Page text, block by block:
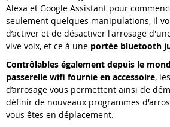
Alexa et Google Assistant pour
seulement quelques manipulations, il
d’activer et de désactiver l'arrosage
vive voix, et ce à une portée bluetooth
Contrôlables également depuis le
passerelle wifi fournie en accessoire,
d’arrosage vous permettent ainsi de
définir de nouveaux programmes
vous êtes en déplacement.